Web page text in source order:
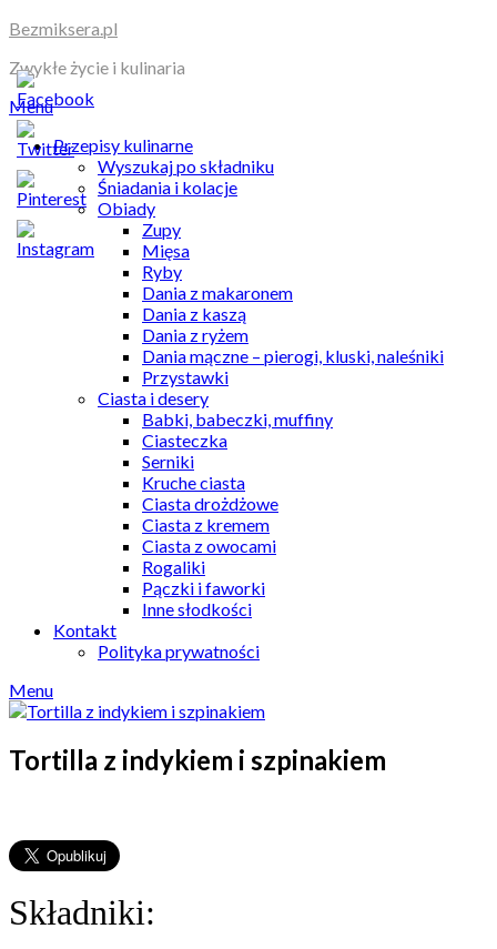
Skip
content
Bezmiksera.pl
Zwykłe życie i kulinaria
Menu
Przepisy kulinarne
Wyszukaj po składniku
Śniadania i kolacje
Obiady
Zupy
Mięsa
Ryby
Dania z makaronem
Dania z kaszą
Dania z ryżem
Dania mączne – pierogi, kluski, naleśniki
Przystawki
Ciasta i desery
Babki, babeczki, muffiny
Ciasteczka
Serniki
Kruche ciasta
Ciasta drożdżowe
Ciasta z kremem
Ciasta z owocami
Rogaliki
Pączki i faworki
Inne słodkości
Kontakt
Polityka prywatności
Menu
Tortilla z indykiem i szpinakiem
Składniki: